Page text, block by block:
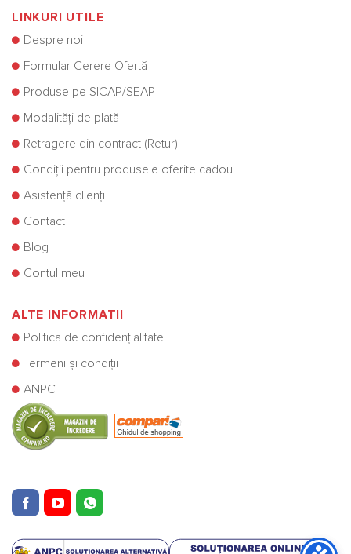
LINKURI UTILE
Despre noi
Formular Cerere Ofertă
Produse pe SICAP/SEAP
Modalități de plată
Retragere din contract (Retur)
Condiții pentru produsele oferite cadou
Asistență clienți
Contact
Blog
Contul meu
ALTE INFORMATII
Politica de confidențialitate
Termeni și condiții
ANPC